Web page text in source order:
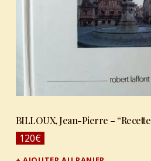
BILLOUX, Jean-Pierre –
120€